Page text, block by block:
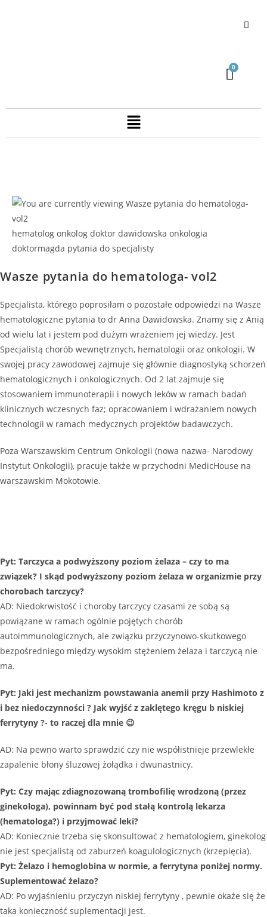
hematolog onkolog doktor dawidowska onkologia
doktormagda pytania do specjalisty
Wasze pytania do hematologa- vol2
Specjalista, którego poprosiłam o pozostałe odpowiedzi na Wasze
hematologiczne pytania to dr Anna Dawidowska. Znamy się z Anią
od wielu lat i jestem pod dużym wrażeniem jej wiedzy. Jest
Specjalistą chorób wewnętrznych, hematologii oraz onkologii. W
swojej pracy zawodowej zajmuje się głównie diagnostyką schorzeń
hematologicznych i onkologicznych. Od 2 lat zajmuje się
stosowaniem immunoterapii i nowych leków w ramach badań
klinicznych wczesnych faz; opracowaniem i wdrażaniem nowych
technologii w ramach medycznych projektów badawczych.
Poza Warszawskim Centrum Onkologii (nowa nazwa- Narodowy
Instytut Onkologii), pracuje także w przychodni MedicHouse na
warszawskim Mokotowie.
Pyt: Tarczyca a podwyższony poziom żelaza – czy to ma
związek? I skąd podwyższony poziom żelaza w organizmie przy
chorobach tarczycy?
AD: Niedokrwistość i choroby tarczycy czasami ze sobą są
powiązane w ramach ogólnie pojętych chorób
autoimmunologicznych, ale związku przyczynowo-skutkowego
bezpośredniego między wysokim stężeniem żelaza i tarczycą nie
ma.
Pyt: Jaki jest mechanizm powstawania anemii przy Hashimoto z
i bez niedoczynności ? Jak wyjść z zaklętego kręgu b niskiej
ferrytyny ?- to raczej dla mnie 😉
AD: Na pewno warto sprawdzić czy nie współistnieje przewlekłe
zapalenie błony śluzowej żołądka i dwunastnicy.
Pyt: Czy mając zdiagnozowaną trombofilię wrodzoną (przez
ginekologa), powinnam być pod stałą kontrolą lekarza
(hematologa?) i przyjmować leki?
AD: Koniecznie trzeba się skonsultować z hematologiem, ginekolog
nie jest specjalistą od zaburzeń koagulologicznych (krzepięcia).
Pyt: Żelazo i hemoglobina w normie, a ferrytyna poniżej normy.
Suplementować żelazo?
AD: Po wyjaśnieniu przyczyn niskiej ferrytyny , pewnie okaże się że
taka konieczność suplementacji jest.